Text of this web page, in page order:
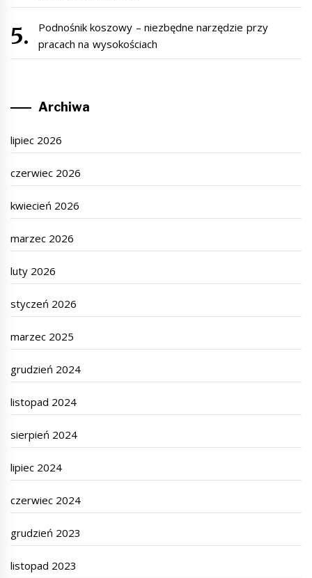
Podnośnik koszowy – niezbędne narzędzie przy
pracach na wysokościach
Archiwa
lipiec 2026
czerwiec 2026
kwiecień 2026
marzec 2026
luty 2026
styczeń 2026
marzec 2025
grudzień 2024
listopad 2024
sierpień 2024
lipiec 2024
czerwiec 2024
grudzień 2023
listopad 2023